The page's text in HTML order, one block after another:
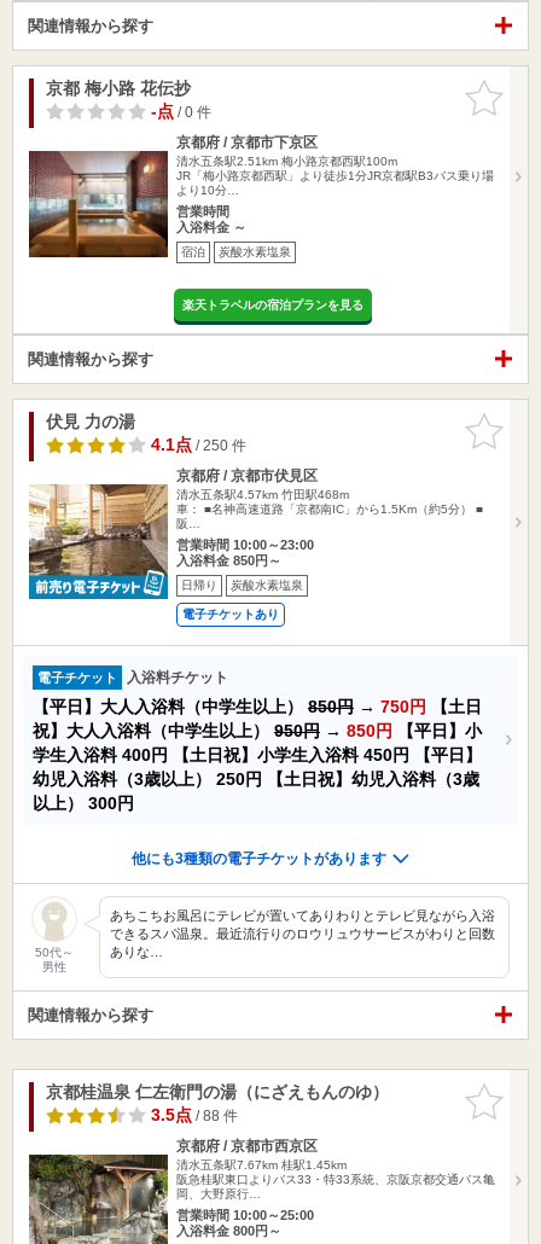
関連情報から探す
お気に入
りに追加
京都 梅小路 花伝抄
-点/ 0 件
京都府 / 京都市下京区
清水五条駅2.51km 梅小路京都西駅100m
JR「梅小路京都西駅」より徒歩1分JR京都駅B3バス乗り場
より10分…
営業時間
入浴料金 ～
宿泊 炭酸水素塩泉
楽天トラベルの宿泊プランを見る
関連情報から探す
お気に入
りに追加
伏見 力の湯
4.1点/ 250 件
京都府 / 京都市伏見区
清水五条駅4.57km 竹田駅468m
車： ■名神高速道路「京都南IC」から1.5Km（約5分） ■
阪…
営業時間 10:00～23:00
入浴料金 850円～
日帰り 炭酸水素塩泉
電子チケットあり
電子チケット 入浴料チケット
【平日】大人入浴料（中学生以上） 850円 → 750円
【土日
祝】大人入浴料（中学生以上） 950円 → 850円
【平日】小
学生入浴料400円 【土日祝】小学生入浴料450円
【平日】
幼児入浴料（3歳以上） 250円
【土日祝】幼児入浴料（3歳
以上） 300円
他にも3種類の電子チケットがあります
50代～
男性
あちこちお風呂にテレビが置いてありわりとテレビ見ながら入浴
できるスパ温泉。最近流行りのロウリュウサービスがわりと回数
ありな…
関連情報から探す
お気に入
りに追加
京都桂温泉 仁左衛門の湯（にざえもんのゆ）
3.5点/ 88 件
京都府 / 京都市西京区
清水五条駅7.67km 桂駅1.45km
阪急桂駅東口よりバス33・特33系統、京阪京都交通バス亀
岡、大野原行…
営業時間 10:00～25:00
入浴料金 800円～